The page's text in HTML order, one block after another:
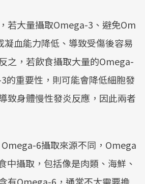
若大量攝取Omega-3、避免Om
血能力降低、導致受傷後容易
之，若飲食攝取大量的Omega-
的重要性，則可能會降低細胞發
致身體慢性發炎反應，因此兩者
6攝取來源不同，Omega
中攝取，包括像是肉類、海鮮、